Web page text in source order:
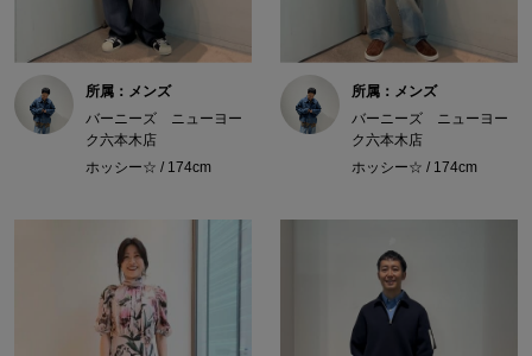
所属：メンズ
バーニーズ ニューヨー
ク六本木店
ホッシー☆ / 174cm
所属：メンズ
バーニーズ ニューヨー
ク六本木店
ホッシー☆ / 174cm